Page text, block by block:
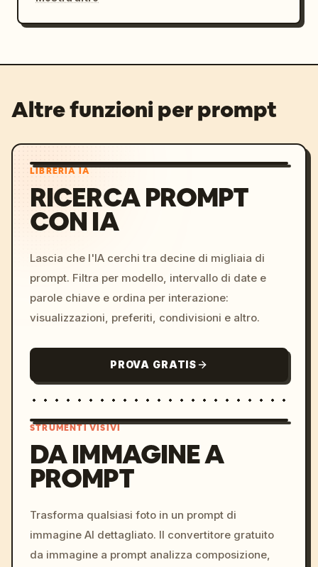
Altre funzioni per prompt
LIBRERIA IA
RICERCA PROMPT
CON IA
Lascia che l'IA cerchi tra decine di migliaia di
prompt. Filtra per modello, intervallo di date e
parole chiave e ordina per interazione:
visualizzazioni, preferiti, condivisioni e altro.
PROVA GRATIS
colors, 8k --v 6.0
STRUMENTI VISIVI
DA IMMAGINE A
PROMPT
Trasforma qualsiasi foto in un prompt di
immagine AI dettagliato. Il convertitore gratuito
da immagine a prompt analizza composizione,